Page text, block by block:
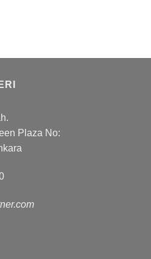
Plaza No: